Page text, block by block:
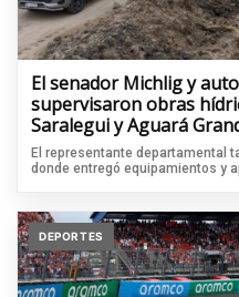
El senador Michlig y
supervisaron obras
Saralegui y Aguará
El representante departamental
donde entregó equipamientos y
DEPORTES